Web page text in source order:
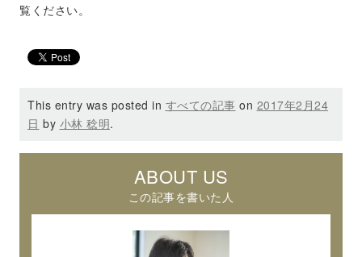
覧ください。
This entry was posted in すべての記事 on 2017年2月24
日 by 小林 稔明.
ABOUT US
この記事を書いた人